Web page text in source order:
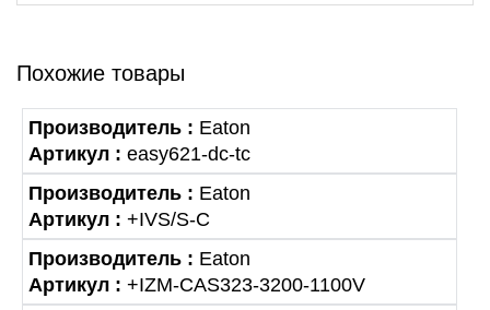
Похожие товары
Производитель : Eaton
Артикул : easy621-dc-tc
Производитель : Eaton
Артикул : +IVS/S-C
Производитель : Eaton
Артикул : +IZM-CAS323-3200-1100V